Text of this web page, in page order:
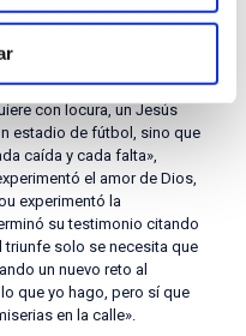
casarse. Con su mujer
por los relatos de
con locura, un Jesús
estadio de fútbol, sino que
caída y cada falta»,
el amor de Dios,
experimentó la
su testimonio citando
triunfe solo se necesita que
un nuevo reto al
que yo hago, pero sí que
en la calle».